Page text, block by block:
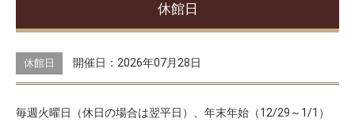
休館日
休館日 開催日：2026年07月28日
毎週火曜日（休日の場合は翌平日）、年末年始（12/29～1/1）